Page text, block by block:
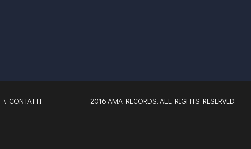
\ CONTATTI
2016 AMA RECORDS. ALL RIGHTS RESERVED.